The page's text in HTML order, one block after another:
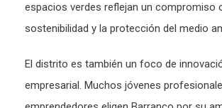
espacios verdes reflejan un compromiso
sostenibilidad y la protección del medio
El distrito es también un foco de
empresarial. Muchos jóvenes